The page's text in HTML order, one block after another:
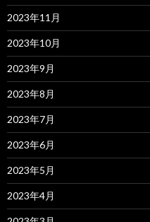
2023年11月
2023年10月
2023年9月
2023年8月
2023年7月
2023年6月
2023年5月
2023年4月